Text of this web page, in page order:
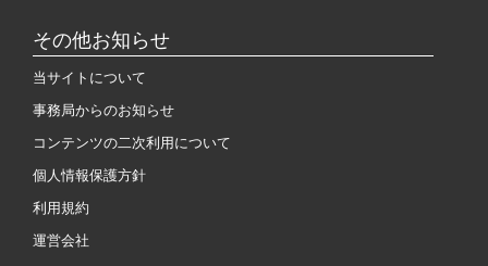
その他お知らせ
当サイトについて
事務局からのお知らせ
コンテンツの二次利用について
個人情報保護方針
利用規約
運営会社